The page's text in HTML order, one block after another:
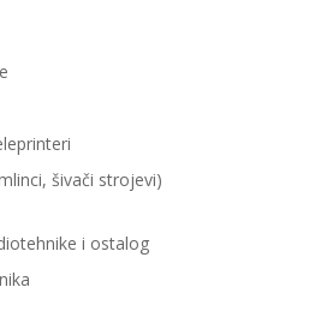
šivači strojevi)
i ostalog